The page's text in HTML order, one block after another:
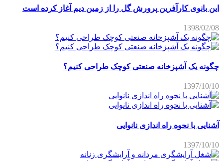
این بانوی کارآفرین پرورش گل را از زمین دیم آغاز کرده است
1398/02/08
چگونه یک آشپزخانه صنعتی کوچک طراحی کنیم؟
1397/10/10
آشنایی با نحوه راه اندازی نانوایی
1397/10/10